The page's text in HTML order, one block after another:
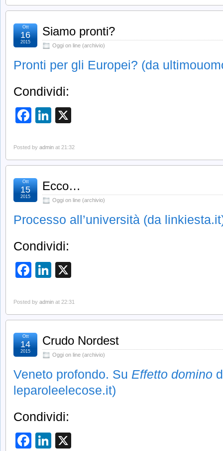
Siamo pronti?
Oggi on line (archivio)
Ott
16
2015
Pronti per gli Europei? (da
Condividi:
Facebook
LinkedIn
Posted by admin at 21:32
Ecco…
Oggi on line (archivio)
Ott
15
2015
Processo all’università (da
Condividi:
Facebook
LinkedIn
Posted by admin at 22:31
Crudo Nordest
Oggi on line (archivio)
Ott
14
2015
Veneto profondo. Su Effetto domino
leparoleelecose.it)
Condividi:
Facebook
LinkedIn